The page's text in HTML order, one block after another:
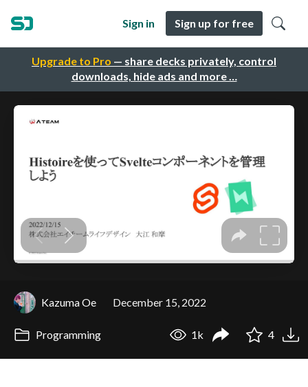
Upgrade to Pro — share decks privately, control
downloads, hide ads and more …
Sign in Sign up for free
Kazuma Oe December 15, 2022
Programming 1k 4